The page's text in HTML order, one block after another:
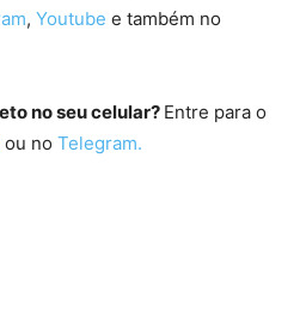
, Youtube e também no
no seu celular? Entre para o
ou no Telegram.